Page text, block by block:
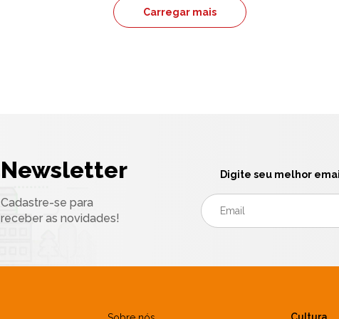
Carregar mais
Newsletter
Cadastre-se para
receber as novidades!
Digite seu melhor